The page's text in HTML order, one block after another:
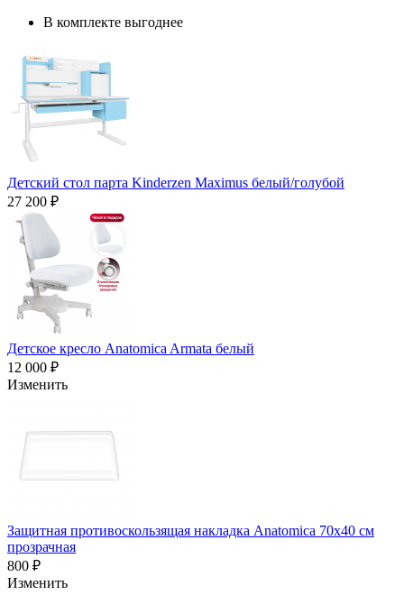
В комплекте выгоднее
Детский стол парта Kinderzen Maximus белый/голубой
27 200 ₽
Детское кресло Anatomica Armata белый
12 000 ₽
Изменить
Защитная противоскользящая накладка Anatomica 70х40 см
прозрачная
800 ₽
Изменить